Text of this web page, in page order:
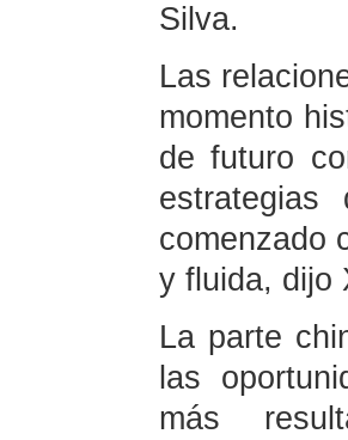
Silva.
Las
momento
de futuro
comenzado
y fluida, dijo
La parte
las
más